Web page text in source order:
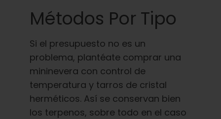
Métodos Por Tipo
Si el presupuesto no es un
problema, plantéate comprar una
mininevera con control de
temperatura y tarros de cristal
herméticos. Así se conservan bien
los terpenos, sobre todo en el caso